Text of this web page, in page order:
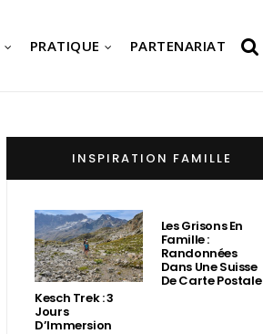
PRATIQUE PARTENARIAT
INSPIRATION FAMILLE
Kesch Trek : 3
Jours
D’Immersion
Les Grisons En
Famille :
Randonnées
Dans Une Suisse
De Carte Postale